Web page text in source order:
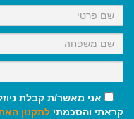
אני מאשר/ת קבלת
קראתי והסכמתי לתקנון